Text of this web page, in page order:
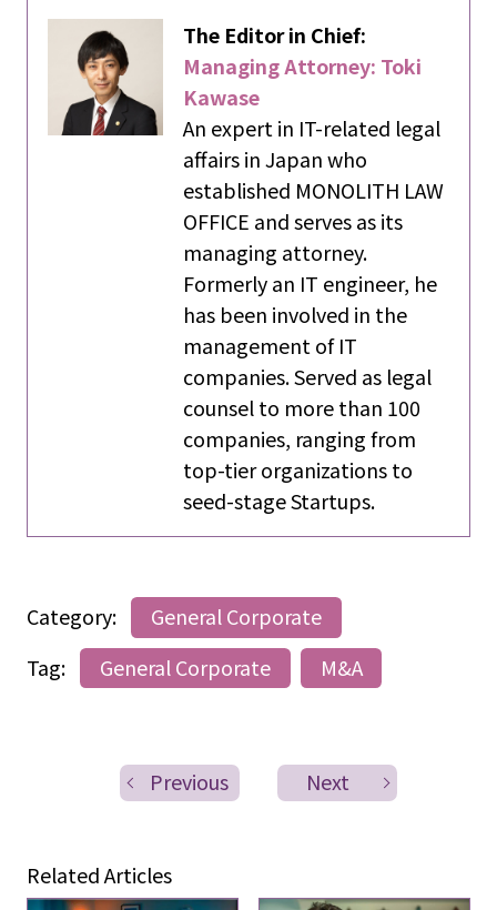
The Editor in Chief:
Managing Attorney: Toki
Kawase
An expert in IT-related legal
affairs in Japan who
established MONOLITH LAW
OFFICE and serves as its
managing attorney.
Formerly an IT engineer, he
has been involved in the
management of IT
companies. Served as legal
counsel to more than 100
companies, ranging from
top-tier organizations to
seed-stage Startups.
Category:
General Corporate
Tag:
General Corporate M&A
Previous Next
Related Articles